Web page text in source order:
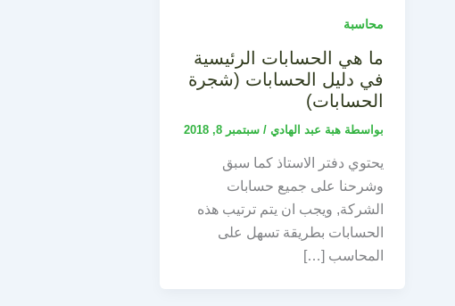
محاسبة
ما هي الحسابات الرئيسية
في دليل الحسابات (شجرة
الحسابات)
بواسطة هبة عبد الهادي / سبتمبر 8, 2018
يحتوي دفتر الاستاذ كما سبق
وشرحنا على جميع حسابات
الشركة, ويجب ان يتم ترتيب هذه
الحسابات بطريقة تسهل على
المحاسب […]